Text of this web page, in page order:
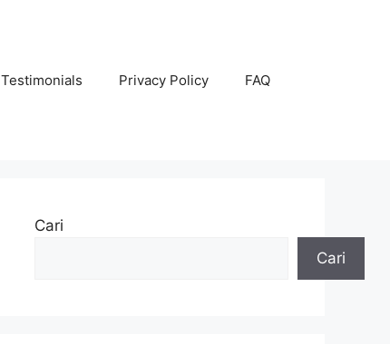
Testimonials Privacy Policy FAQ
Cari
Cari